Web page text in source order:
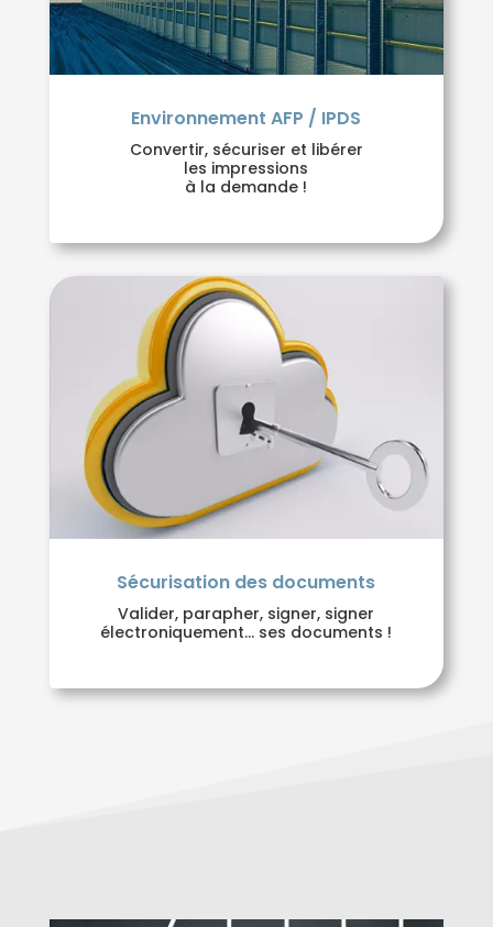
Environnement AFP / IPDS
Convertir, sécuriser et libérer
les impressions
à la demande !
Sécurisation des documents
Valider, parapher, signer, signer
électroniquement… ses documents !